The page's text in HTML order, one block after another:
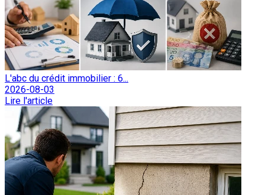
L'abc du crédit immobilier : 6...
2026-08-03
Lire l'article